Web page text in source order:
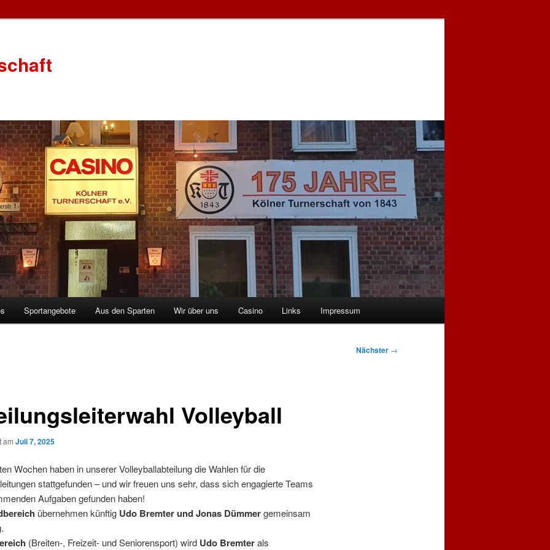
Sportangebote Aus den Sparten Wir über uns Casino Links Impressum
Nächster →
Volleyball
am Juli 7, 2025
Wochen haben in unserer Volleyballabteilung die Wahlen für die
stattgefunden – und wir freuen uns sehr, dass sich engagierte Teams
Aufgaben gefunden haben!
übernehmen künftig Udo Bremter und Jonas Dümmergemeinsam
(Breiten-, Freizeit- und Seniorensport) wird Udo Bremterals